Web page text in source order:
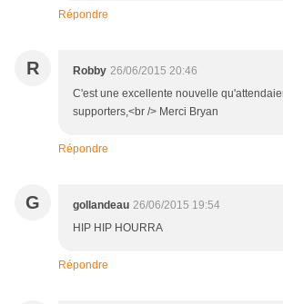
Répondre
R Robby 26/06/2015 20:46
C'est une excellente nouvelle
supporters,<br /> Merci Bryan
Répondre
G gollandeau 26/06/2015 19:54
HIP HIP HOURRA
Répondre